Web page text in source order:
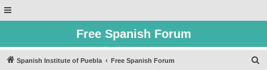
Free Spanish Forum
Spanish Institute of Puebla Free Spanish Forum